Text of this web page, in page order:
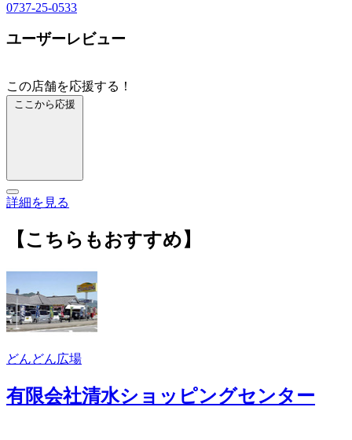
0737-25-0533
ユーザーレビュー
この店舗を応援する！
ここから応援
詳細を見る
【こちらもおすすめ】
どんどん広場
有限会社清水ショッピングセンター